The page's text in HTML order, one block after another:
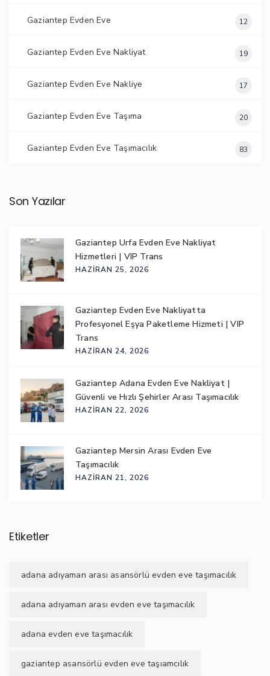
Gaziantep Evden Eve 12
Gaziantep Evden Eve Nakliyat 19
Gaziantep Evden Eve Nakliye 17
Gaziantep Evden Eve Taşıma 20
Gaziantep Evden Eve Taşımacılık 83
Son Yazılar
Gaziantep Urfa Evden Eve Nakliyat
Hizmetleri | VIP Trans
HAZIRAN 25, 2026
Gaziantep Evden Eve Nakliyatta
Profesyonel Eşya Paketleme Hizmeti | VIP
Trans
HAZIRAN 24, 2026
Gaziantep Adana Evden Eve Nakliyat |
Güvenli ve Hızlı Şehirler Arası Taşımacılık
HAZIRAN 22, 2026
Gaziantep Mersin Arası Evden Eve
Taşımacılık
HAZIRAN 21, 2026
Etiketler
adana adıyaman arası asansörlü evden eve taşımacılık
adana adıyaman arası evden eve taşımacılık
adana evden eve taşımacılık
gaziantep asansörlü evden eve taşıamcılık